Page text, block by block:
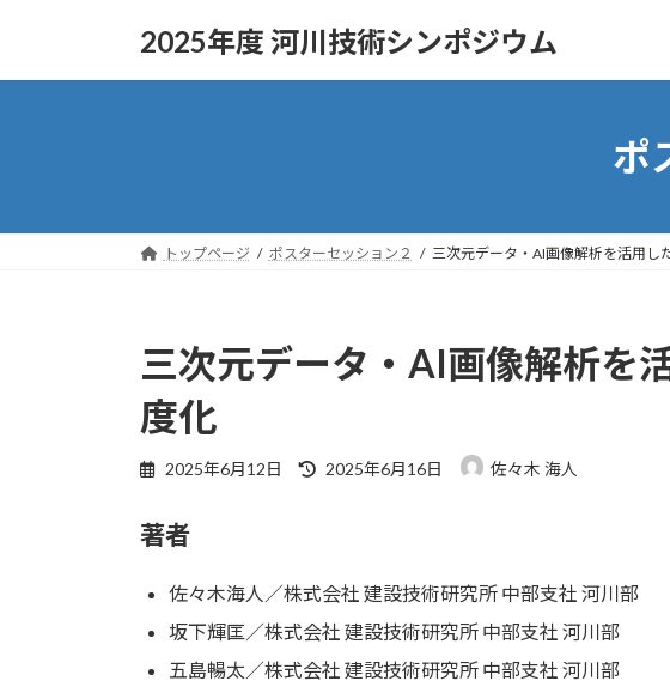
2025年度 河川技術シンポジウム
ポ
トップページ ポスターセッション２ 三次元データ・AI画像解析を活用し
三次元データ・AI画像解析を
度化
2025年6月12日
最
時
:
2025年6月16日 佐々木 海人
著者
佐々木海人／株式会社 建設技術研究所 中部支社 河川部
坂下輝匡／株式会社 建設技術研究所 中部支社 河川部
五島暢太／株式会社 建設技術研究所 中部支社 河川部